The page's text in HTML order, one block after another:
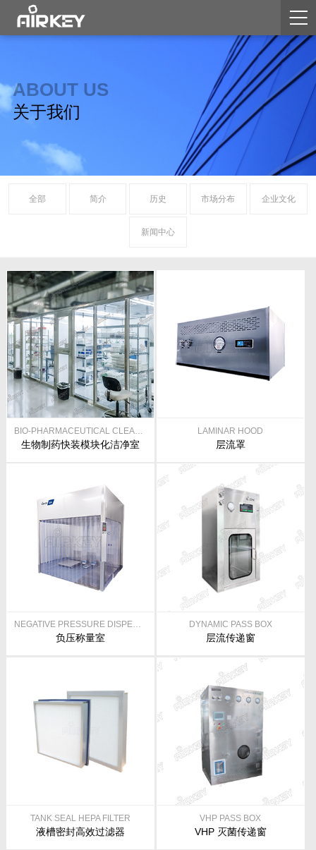
ABOUT US
关于我们
全部 简介 历史 市场分布 企业文化
新闻中心
生物制药快装模块化洁净室
LAMINAR HOOD
层流罩
NEGATIVE PRESSURE DISPENSING BOOTH
负压称量室
DYNAMIC PASS BOX
层流传递窗
TANK SEAL HEPA FILTER
液槽密封高效过滤器
VHP PASS BOX
VHP 灭菌传递窗